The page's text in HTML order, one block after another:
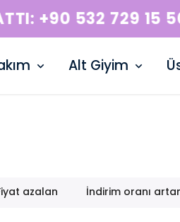
HATTI: +90
Alt Giyim
azalan İndirim oranı